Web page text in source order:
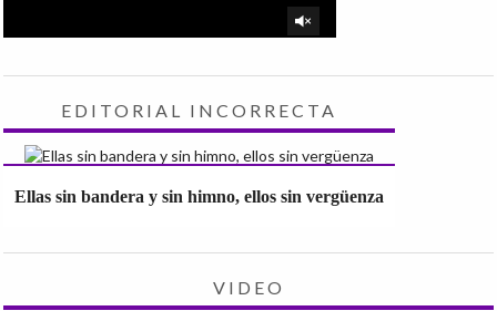
EDITORIAL INCORRECTA
Ellas sin bandera y sin himno, ellos sin vergüenza
VIDEO